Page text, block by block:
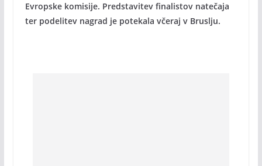
Evropske komisije. Predstavitev finalistov natečaja
ter podelitev nagrad je potekala včeraj v Bruslju.